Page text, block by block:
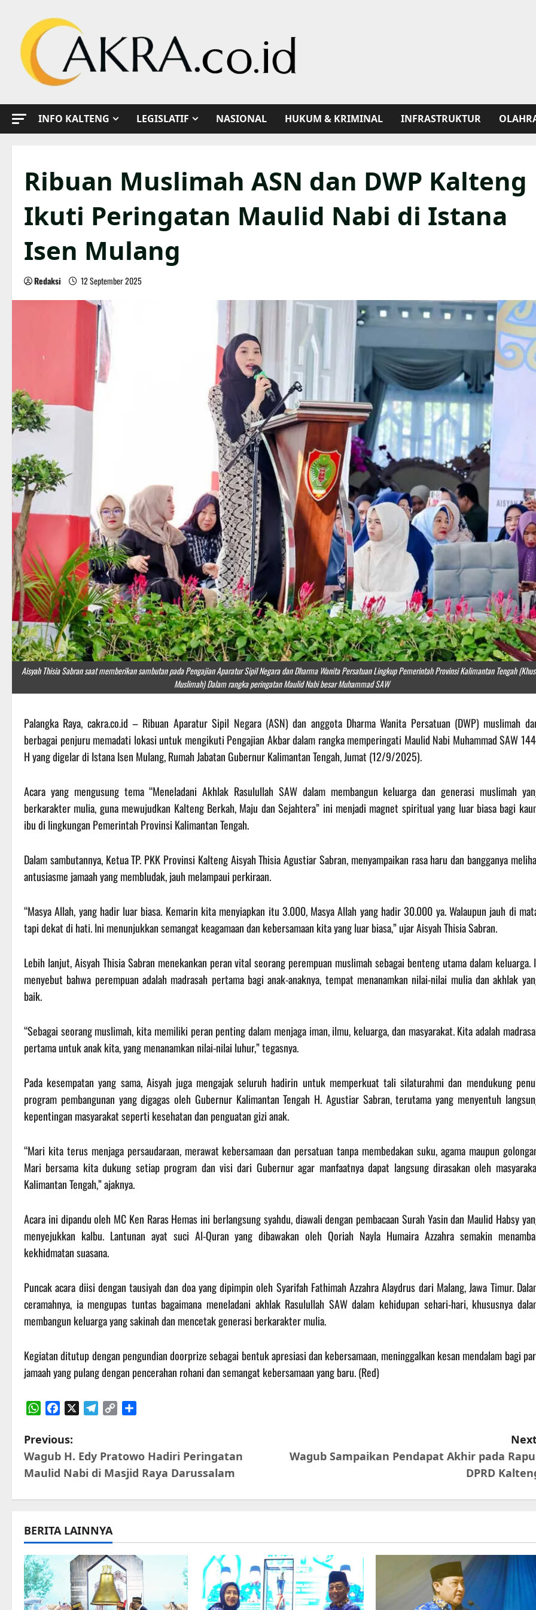
content
INFO KALTENG LEGISLATIF NASIONAL HUKUM & KRIMINAL INFRASTRUKTUR
Ribuan Muslimah ASN dan DWP Kalteng
Ikuti Peringatan Maulid Nabi di Istana
Isen Mulang
Redaksi 12 September 2025
Aisyah Thisia Sabran saat memberikan sambutan pada Pengajian Aparatur Sipil Negara dan Dharma Wanita Persatuan Lingkup Pemerintah Provinsi Kalimantan Tengah
Muslimah) Dalam rangka peringatan Maulid Nabi besar Muhammad SAW
Palangka Raya, cakra.co.id – Ribuan Aparatur Sipil Negara (ASN) dan anggota Dharma Wanita Persatuan (DWP) muslimah
berbagai penjuru memadati lokasi untuk mengikuti Pengajian Akbar dalam rangka memperingati Maulid Nabi Muhammad SAW
H yang digelar di Istana Isen Mulang, Rumah Jabatan Gubernur Kalimantan Tengah, Jumat (12/9/2025).
Acara yang mengusung tema “Meneladani Akhlak Rasulullah SAW dalam membangun keluarga dan generasi muslimah
berkarakter mulia, guna mewujudkan Kalteng Berkah, Maju dan Sejahtera” ini menjadi magnet spiritual yang luar biasa bagi
ibu di lingkungan Pemerintah Provinsi Kalimantan Tengah.
Dalam sambutannya, Ketua TP. PKK Provinsi Kalteng Aisyah Thisia Agustiar Sabran, menyampaikan rasa haru dan bangganya
antusiasme jamaah yang membludak, jauh melampaui perkiraan.
“Masya Allah, yang hadir luar biasa. Kemarin kita menyiapkan itu 3.000, Masya Allah yang hadir 30.000 ya. Walaupun jauh di
tapi dekat di hati. Ini menunjukkan semangat keagamaan dan kebersamaan kita yang luar biasa,” ujar Aisyah Thisia Sabran.
Lebih lanjut, Aisyah Thisia Sabran menekankan peran vital seorang perempuan muslimah sebagai benteng utama dalam keluarga.
menyebut bahwa perempuan adalah madrasah pertama bagi anak-anaknya, tempat menanamkan nilai-nilai mulia dan akhlak
baik.
“Sebagai seorang muslimah, kita memiliki peran penting dalam menjaga iman, ilmu, keluarga, dan masyarakat. Kita adalah
pertama untuk anak kita, yang menanamkan nilai-nilai luhur,” tegasnya.
Pada kesempatan yang sama, Aisyah juga mengajak seluruh hadirin untuk memperkuat tali silaturahmi dan mendukung
program pembangunan yang digagas oleh Gubernur Kalimantan Tengah H. Agustiar Sabran, terutama yang menyentuh
kepentingan masyarakat seperti kesehatan dan penguatan gizi anak.
“Mari kita terus menjaga persaudaraan, merawat kebersamaan dan persatuan tanpa membedakan suku, agama maupun
Mari bersama kita dukung setiap program dan visi dari Gubernur agar manfaatnya dapat langsung dirasakan oleh
Kalimantan Tengah,” ajaknya.
Acara ini dipandu oleh MC Ken Raras Hemas ini berlangsung syahdu, diawali dengan pembacaan Surah Yasin dan Maulid Habsy
menyejukkan kalbu. Lantunan ayat suci Al-Quran yang dibawakan oleh Qoriah Nayla Humaira Azzahra semakin
kekhidmatan suasana.
Puncak acara diisi dengan tausiyah dan doa yang dipimpin oleh Syarifah Fathimah Azzahra Alaydrus dari Malang, Jawa Timur.
ceramahnya, ia mengupas tuntas bagaimana meneladani akhlak Rasulullah SAW dalam kehidupan sehari-hari, khususnya
membangun keluarga yang sakinah dan mencetak generasi berkarakter mulia.
Kegiatan ditutup dengan pengundian doorprize sebagai bentuk apresiasi dan kebersamaan, meninggalkan kesan mendalam bagi
jamaah yang pulang dengan pencerahan rohani dan semangat kebersamaan yang baru. (Red)
P
o
s
n
a
v
Previous:
Wagub H. Edy Pratowo Hadiri Peringatan
Maulid Nabi di Masjid Raya Darussalam
Wagub Sampaikan Pendapat Akhir pada
DPRD
BERITA LAINNYA